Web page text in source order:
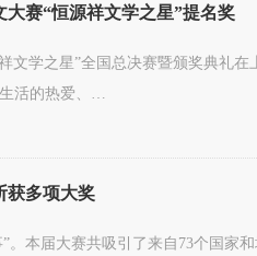
赛“恒源祥文学之星”提名奖
文学之星”全国总决赛暨颁奖典礼
活的热爱、…
获多项大奖
。本届大赛共吸引了来自73个国家